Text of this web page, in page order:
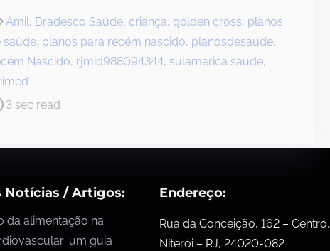
Amil, Bradesco Saúde, criança, golden cross, planos
saúde, planos para recém nascido, planosdesaude,
Nascido, rjmid988094344, sulamerica saude,
3 sec read
Notícias / Artigos:
da alimentação na
um guia
Endereço:
Rua da Conceição, 162 – Centro,
Niterói – RJ, 24020-082